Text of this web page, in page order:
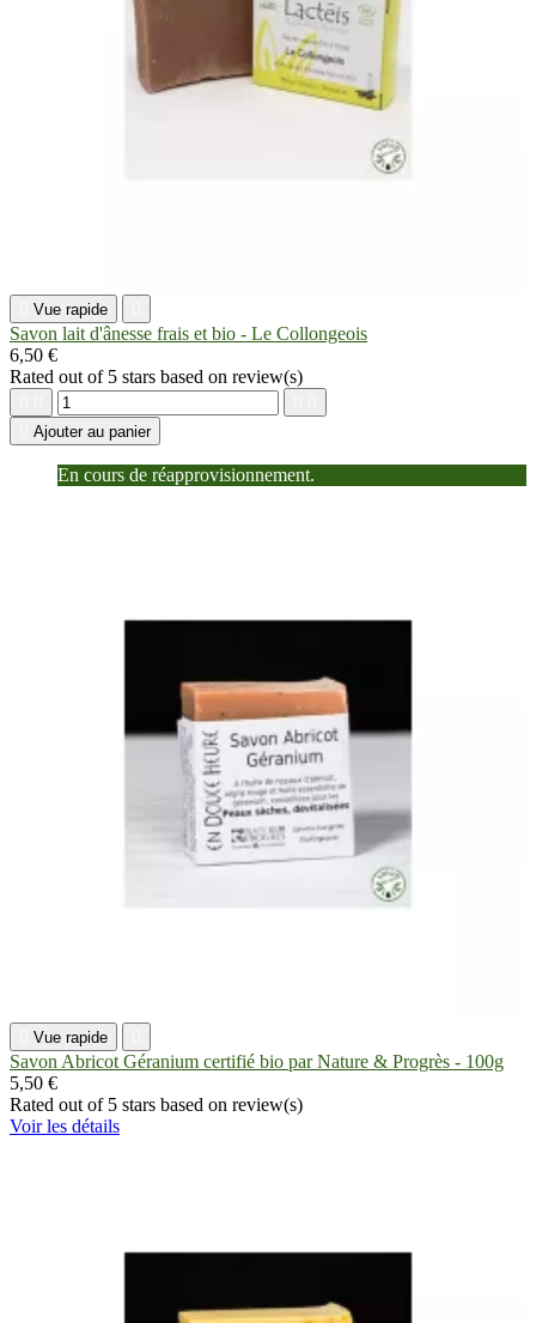
Vue rapide
Savon lait d'ânesse frais et bio - Le Collongeois
6,50 €
Rated out of 5 stars based on review(s)
Ajouter au panier
En cours de réapprovisionnement.
Vue rapide
Savon Abricot Géranium certifié bio par Nature & Progrès - 100g
5,50 €
Rated out of 5 stars based on review(s)
Voir les détails